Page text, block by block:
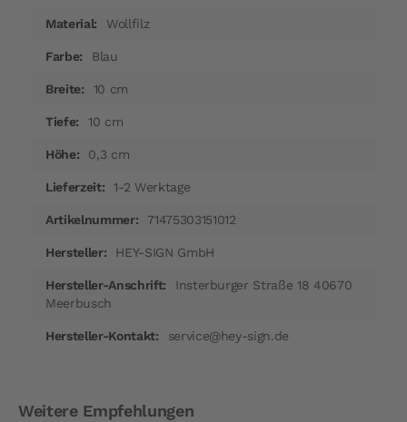
Wollfilz
Blau
10 cm
10 cm
0,3 cm
1-2 Werktage
71475303151012
HEY-SIGN GmbH
Insterburger Straße 18 40670
Meerbusch
service@hey-sign.de
Weitere Empfehlungen